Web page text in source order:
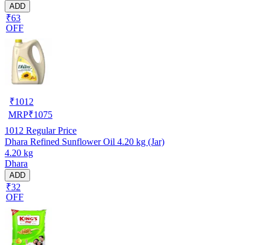
ADD
₹63
OFF
₹1012
MRP₹1075
1012 Regular Price
Dhara Refined Sunflower Oil 4.20 kg (Jar)
4.20 kg
Dhara
ADD
₹32
OFF